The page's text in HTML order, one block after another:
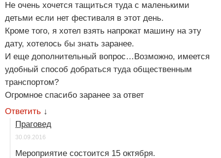
Не очень хочется тащиться туда с маленькими
детьми если нет фестиваля в этот день.
Кроме того, я хотел взять напрокат машину на эту
дату, хотелось бы знать заранее.
И еще дополнительный вопрос…Возможно, имеется
удобный способ добраться туда общественным
транспортом?
Огромное спасибо заранее за ответ
Ответить ↓
Праговед
30.09.2016
Мероприятие состоится 15 октября.